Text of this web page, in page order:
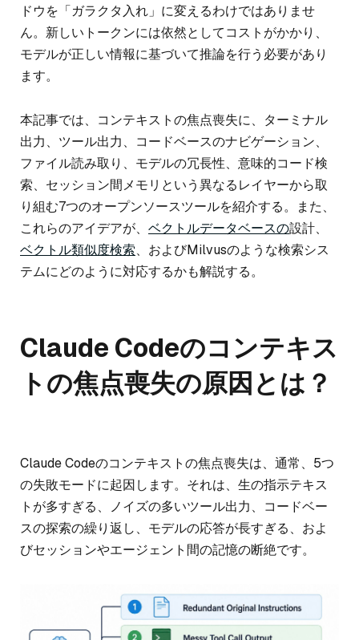
ドウを「ガラクタ入れ」に変えるわけではありませ
ん。新しいトークンには依然としてコストがかかり、
モデルが正しい情報に基づいて推論を行う必要があり
ます。
本記事では、コンテキストの焦点喪失に、ターミナル
出力、ツール出力、コードベースのナビゲーション、
ファイル読み取り、モデルの冗長性、意味的コード検
索、セッション間メモリという異なるレイヤーから取
り組む7つのオープンソースツールを紹介する。また、
これらのアイデアが、 ベクトルデータベースの設計、
ベクトル類似度検索、およびMilvusのような検索シス
テムにどのように対応するかも解説する。
Claude Codeのコンテキス
トの焦点喪失の原因とは？
Claude Codeのコンテキストの焦点喪失は、通常、5つ
の失敗モードに起因します。それは、生の指示テキス
トが多すぎる、ノイズの多いツール出力、コードベー
スの探索の繰り返し、モデルの応答が長すぎる、およ
びセッションやエージェント間の記憶の断絶です。